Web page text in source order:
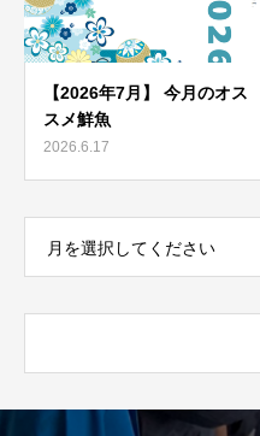
【2026年7月】 今月のオス
スメ鮮魚
2026.6.17
月を選択してください